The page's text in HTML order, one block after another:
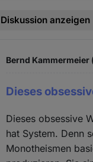
Diskussion anzeigen
Bernd
Dieses
Dieses obsessive
hat System. Denn
Monotheismen